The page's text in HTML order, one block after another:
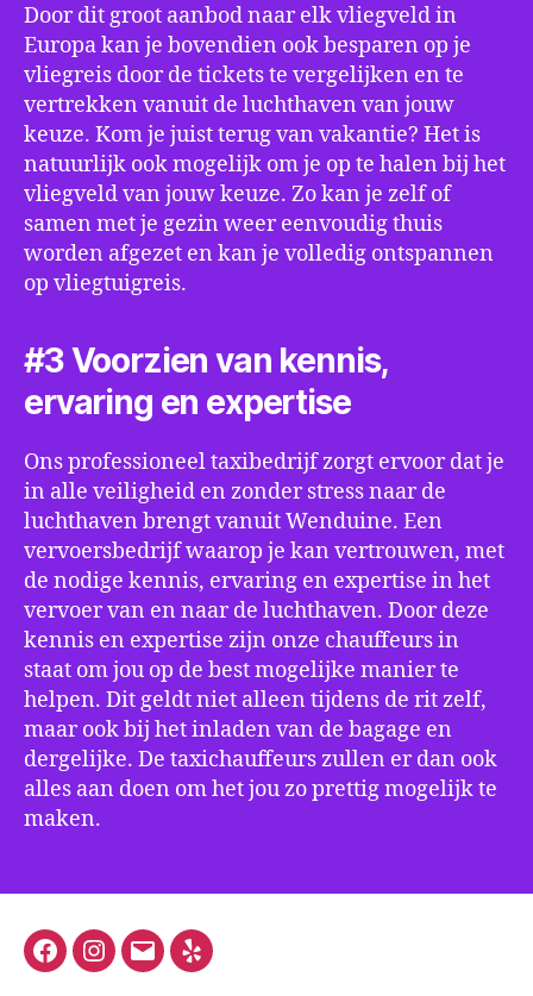
Door dit groot aanbod naar elk vliegveld in
Europa kan je bovendien ook besparen op je
vliegreis door de tickets te vergelijken en te
vertrekken vanuit de luchthaven van jouw
keuze. Kom je juist terug van vakantie? Het is
natuurlijk ook mogelijk om je op te halen bij het
vliegveld van jouw keuze. Zo kan je zelf of
samen met je gezin weer eenvoudig thuis
worden afgezet en kan je volledig ontspannen
op vliegtuigreis.
#3 Voorzien van kennis,
ervaring en expertise
Ons professioneel taxibedrijf zorgt ervoor dat je
in alle veiligheid en zonder stress naar de
luchthaven brengt vanuit Wenduine. Een
vervoersbedrijf waarop je kan vertrouwen, met
de nodige kennis, ervaring en expertise in het
vervoer van en naar de luchthaven. Door deze
kennis en expertise zijn onze chauffeurs in
staat om jou op de best mogelijke manier te
helpen. Dit geldt niet alleen tijdens de rit zelf,
maar ook bij het inladen van de bagage en
dergelijke. De taxichauffeurs zullen er dan ook
alles aan doen om het jou zo prettig mogelijk te
maken.
FacebookInstagram
E-
Yelp